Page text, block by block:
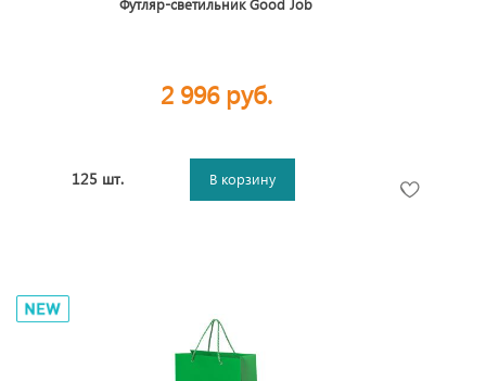
Футляр-светильник Good Job
2 996 руб.
125 шт. В корзину